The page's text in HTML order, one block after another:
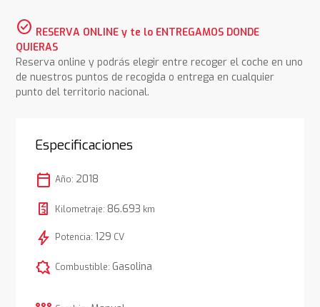
check_circle RESERVA ONLINE y te lo ENTREGAMOS DONDE
QUIERAS
Reserva online y podrás elegir entre recoger el coche en uno
de nuestros puntos de recogida o entrega en cualquier
punto del territorio nacional.
Especificaciones
calendar_today Año: 2018
Kilometraje: 86.693 km
bolt Potencia: 129 CV
comic_bubble Combustible: Gasolina